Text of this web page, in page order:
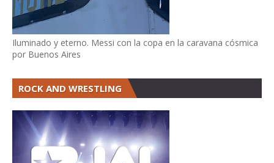
Iluminado y eterno. Messi con la copa en la caravana cósmica
por Buenos Aires
ROCK AND WRESTLING